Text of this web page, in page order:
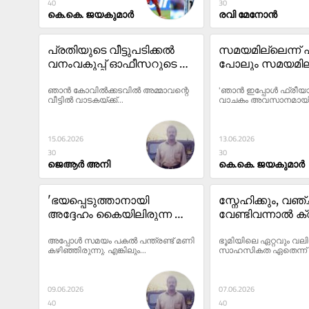
കെ.കെ. ജയകുമാർ രവി മേനോൻ
പ്രതിയുടെ വീട്ടുപടിക്കൽ
വനംവകുപ്പ് ഓഫീസറുടെ
മിനിറ്റ്’ അനുവദിച്ച്
സുഹൃത്തും!
ഞാൻ കോവിൽക്കടവിൽ അമ്മാവന്റെ
വീട്ടിൽ വാടകയ്ക്ക്...
15.06.2026
30
ജെആര്‍ അനി
സമയമില്ലെന്ന്
പോലും
'ഞാൻ ഇപ്പോൾ
വാചകം
13.06.2026
30
കെ.കെ. ജയകുമാർ
'ഭയപ്പെടുത്താനായി
അദ്ദേഹം കൈയിലിരുന്ന
ആകാശത്തേയ്ക്ക് ഒരൊറ്റ
വെടി, അതോടെ കളം മാറി'
അപ്പോൾ സമയം പകൽ പന്ത്രണ്ട് മണി
കഴിഞ്ഞിരുന്നു. എങ്കിലും...
09.06.2026
40
സ്നേഹിക്കും,
വേണ്ടിവന്നാൽ
ഭൂമിയിലെ ഏറ്റവും
സാഹസികത ഏതെന്ന്
07.06.2026
40